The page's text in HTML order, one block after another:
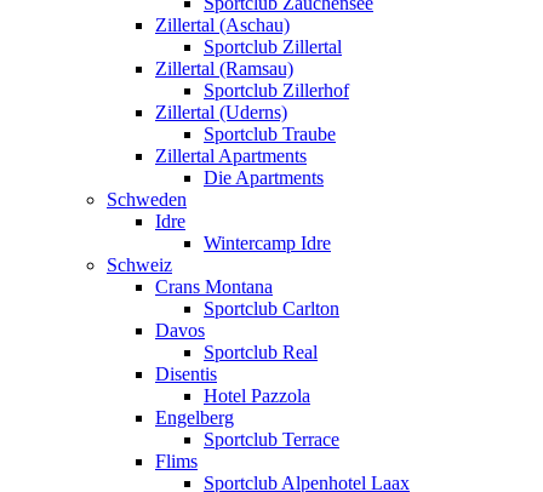
Zillertal (Aschau)
Sportclub Zillertal
Zillertal (Ramsau)
Sportclub Zillerhof
Zillertal (Uderns)
Sportclub Traube
Zillertal Apartments
Die Apartments
Schweden
Idre
Wintercamp Idre
Schweiz
Crans Montana
Sportclub Carlton
Davos
Sportclub Real
Disentis
Hotel Pazzola
Engelberg
Sportclub Terrace
Flims
Sportclub Alpenhotel Laax